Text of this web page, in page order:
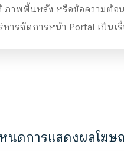
ภาพพื้นหลัง หรือข้อความต้อ
หารจัดการหน้า Portal เป็นเ
นดการแสดงผลโฆ